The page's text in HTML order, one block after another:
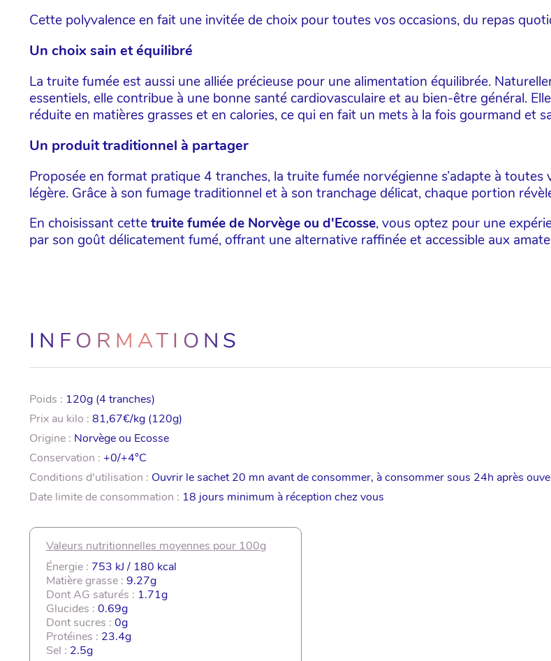
Cette polyvalence en fait une invitée de choix pour toutes vos occasions, du repas
Un choix sain et équilibré
La truite fumée est aussi une alliée précieuse pour une alimentation équilibrée.
essentiels, elle contribue à une bonne santé cardiovasculaire et au bien-être général.
réduite en matières grasses et en calories, ce qui en fait un mets à la fois gourmand et
Un produit traditionnel à partager
Proposée en format pratique 4 tranches, la truite fumée norvégienne s’adapte à
légère. Grâce à son fumage traditionnel et à son tranchage délicat, chaque portion
En choisissant cettetruite fumée de Norvège ou d'Ecosse, vous optez pour une
par son goût délicatement fumé, offrant une alternative raffinée et accessible aux
INFORMATIONS
Poids : 120g (4 tranches)
Prix au kilo : 81,67€/kg (120g)
Origine : Norvège ou Ecosse
Conservation : +0/+4°C
Conditions d'utilisation : Ouvrir le sachet 20 mn avant de consommer, à consommer sous 24h après
Date limite de consommation : 18 jours minimum à réception chez vous
Valeurs nutritionnelles moyennes pour 100g
Énergie : 753 kJ / 180 kcal
Matière grasse : 9.27g
Dont AG saturés : 1.71g
Glucides : 0.69g
Dont sucres : 0g
Protéines : 23.4g
Sel : 2.5g
FINALISER MA COMMANDE